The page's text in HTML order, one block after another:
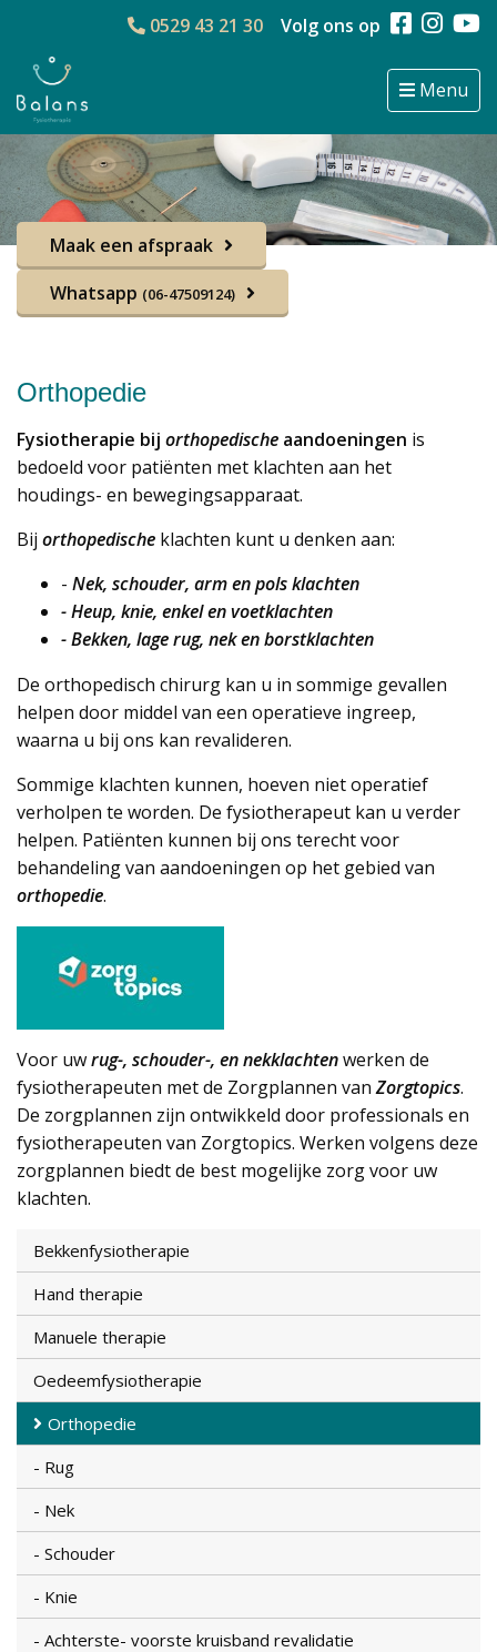
0529 43 21 30 Volg ons op
Menu
Maak een afspraak
Whatsapp (06-47509124)
Orthopedie
Fysiotherapie bij orthopedische aandoeningen is
bedoeld voor patiënten met klachten aan het
houdings- en bewegingsapparaat.
Bij orthopedische klachten kunt u denken aan:
- Nek, schouder, arm en pols klachten
- Heup, knie, enkel en voetklachten
- Bekken, lage rug, nek en borstklachten
De orthopedisch chirurg kan u in sommige gevallen
helpen door middel van een operatieve ingreep,
waarna u bij ons kan revalideren.
Sommige klachten kunnen, hoeven niet operatief
verholpen te worden. De fysiotherapeut kan u verder
helpen. Patiënten kunnen bij ons terecht voor
behandeling van aandoeningen op het gebied van
orthopedie.
Voor uwrug-, schouder-, en nekklachtenwerken de
fysiotherapeuten met de Zorgplannen vanZorgtopics.
De zorgplannen zijn ontwikkeld door professionals en
fysiotherapeuten van Zorgtopics. Werken volgens deze
zorgplannen biedt de best mogelijke zorg voor uw
klachten.
Bekkenfysiotherapie
Hand therapie
Manuele therapie
Oedeemfysiotherapie
Orthopedie
Rug
Nek
Schouder
Knie
Achterste- voorste kruisband revalidatie